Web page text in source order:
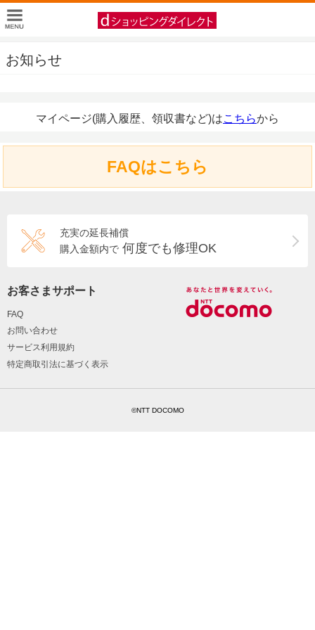
お知らせ
マイページ(購入履歴、領収書など)はこちらから
FAQはこちら
充実の延長補償
購入金額内で 何度でも修理OK
お客さまサポート
FAQ
お問い合わせ
サービス利用規約
特定商取引法に基づく表示
©NTT DOCOMO